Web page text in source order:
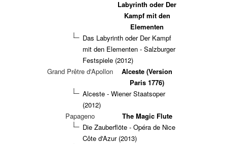
Labyrinth oder Der
Kampf mit den
Elementen
Das Labyrinth oder Der Kampf
mit den Elementen - Salzburger
Festspiele (2012)
Grand Prêtre d'Apollon
Alceste (Version
Paris 1776)
Alceste - Wiener Staatsoper
(2012)
Papageno
The Magic Flute
Die Zauberflöte - Opéra de Nice
Côte d'Azur (2013)